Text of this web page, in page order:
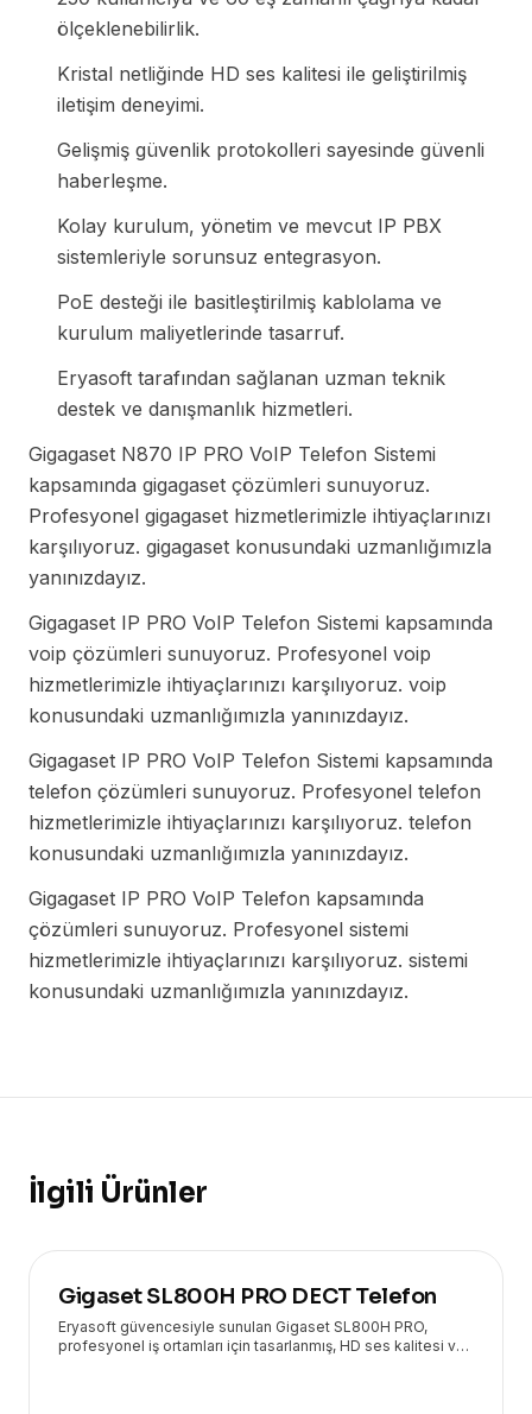
ölçeklenebilirlik.
Kristal netliğinde HD ses kalitesi ile geliştirilmiş
iletişim deneyimi.
Gelişmiş güvenlik protokolleri sayesinde güvenli
haberleşme.
Kolay kurulum, yönetim ve mevcut IP PBX
sistemleriyle sorunsuz entegrasyon.
PoE desteği ile basitleştirilmiş kablolama ve
kurulum maliyetlerinde tasarruf.
Eryasoft tarafından sağlanan uzman teknik
destek ve danışmanlık hizmetleri.
Gigagaset N870 IP PRO VoIP Telefon Sistemi
kapsamında gigagaset çözümleri sunuyoruz.
Profesyonel gigagaset hizmetlerimizle ihtiyaçlarınızı
karşılıyoruz. gigagaset konusundaki uzmanlığımızla
yanınızdayız.
Gigagaset IP PRO VoIP Telefon Sistemi kapsamında
voip çözümleri sunuyoruz. Profesyonel voip
hizmetlerimizle ihtiyaçlarınızı karşılıyoruz. voip
konusundaki uzmanlığımızla yanınızdayız.
Gigagaset IP PRO VoIP Telefon Sistemi kapsamında
telefon çözümleri sunuyoruz. Profesyonel telefon
hizmetlerimizle ihtiyaçlarınızı karşılıyoruz. telefon
konusundaki uzmanlığımızla yanınızdayız.
Gigagaset IP PRO VoIP Telefon kapsamında
çözümleri sunuyoruz. Profesyonel sistemi
hizmetlerimizle ihtiyaçlarınızı karşılıyoruz. sistemi
konusundaki uzmanlığımızla yanınızdayız.
İlgili Ürünler
Gigaset SL800H PRO DECT Telefon
Eryasoft güvencesiyle sunulan Gigaset SL800H PRO,
profesyonel iş ortamları için tasarlanmış, HD ses kalitesi ve